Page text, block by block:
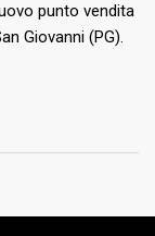
punto vendita
Giovanni (PG).